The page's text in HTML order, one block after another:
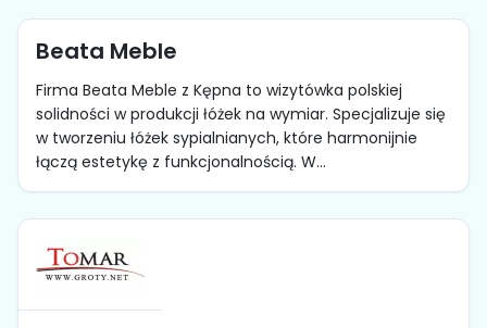
Beata Meble
Firma Beata Meble z Kępna to wizytówka polskiej
solidności w produkcji łóżek na wymiar. Specjalizuje się
w tworzeniu łóżek sypialnianych, które harmonijnie
łączą estetykę z funkcjonalnością. W...